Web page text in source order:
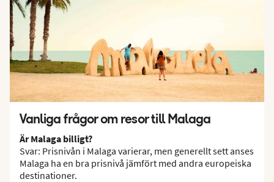
Vanliga frågor om resor till Malaga
Är Malaga billigt?
Svar: Prisnivån i Malaga varierar, men generellt sett anses
Malaga ha en bra prisnivå jämfört med andra europeiska
destinationer.